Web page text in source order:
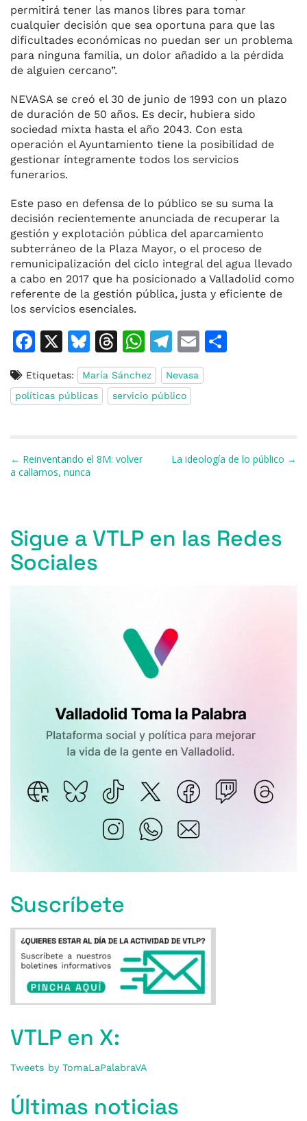
permitirá tener las manos libres para tomar
cualquier decisión que sea oportuna para que las
dificultades económicas no puedan ser un problema
para ninguna familia, un dolor añadido a la pérdida
de alguien cercano”.
NEVASA se creó el 30 de junio de 1993 con un plazo
de duración de 50 años. Es decir, hubiera sido
sociedad mixta hasta el año 2043. Con esta
operación el Ayuntamiento tiene la posibilidad de
gestionar íntegramente todos los servicios
funerarios.
Este paso en defensa de lo público se su suma la
decisión recientemente anunciada de recuperar la
gestión y explotación pública del aparcamiento
subterráneo de la Plaza Mayor, o el proceso de
remunicipalización del ciclo integral del agua llevado
a cabo en 2017 que ha posicionado a Valladolid como
referente de la gestión pública, justa y eficiente de
los servicios esenciales.
F
c
e
o
o
X
Bl
u
e
s
y
T
h
re
a
s
W
h
at
s
T
el
e
gr
m
E
m
ai
ti
Etiquetas: María Sánchez
Nevasa
políticas públicas
servicio público
Navegación de entradas
← Reinventando el 8M: volver
a callarnos, nunca
La ideología de lo público →
Sigue a VTLP en las Redes
Sociales
Suscríbete
VTLP en X:
Tweets by TomaLaPalabraVA
Últimas noticias